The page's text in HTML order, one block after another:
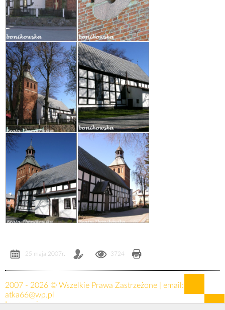
25 maja 2007r. 3724
2007 - 2026 © Wszelkie Prawa Zastrzeżone | email:
atka66@wp.pl
Logowanie »